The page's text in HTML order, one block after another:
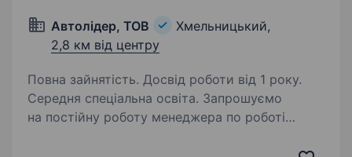
Автолідер, ТОВ
Хмельницький,
2,8 км від центру
Повна зайнятість. Досвід роботи від 1 року.
Середня спеціальна освіта. Запрошуємо
на постійну роботу менеджера по роботі